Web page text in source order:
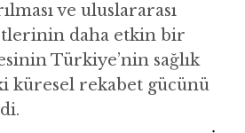
ve uluslararası
daha etkin bir
Türkiye’nin sağlık
küresel rekabet gücünü